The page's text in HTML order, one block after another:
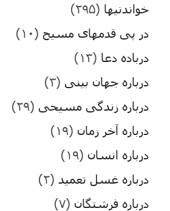
خواندنیها (۲۹۵)
در پی قدمهای مسیح (۱۰)
درباده دعا (۱۳)
درباره جهان بینی (۳)
درباره زندگی مسیحی (۲۹)
درباره آخر زمان (۱۹)
درباره انسان (۱۹)
درباره غسل تعمید (۲)
درباره فرشتگان (۷)